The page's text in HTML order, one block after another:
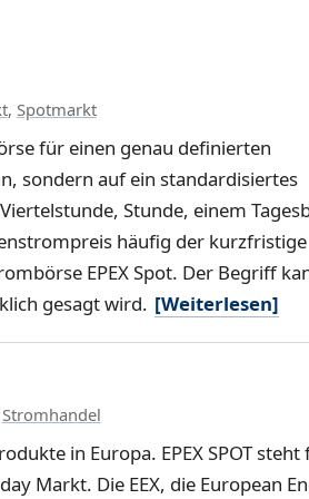
, Spotmarkt
für einen genau definierten
sondern auf ein standardisiertes
Stunde, einem
häufig der kurzfristige
EPEX Spot. Der Begriff
gesagt wird. [Weiterlesen]
Stromhandel
in Europa. EPEX SPOT steht
Markt. Die EEX, die European